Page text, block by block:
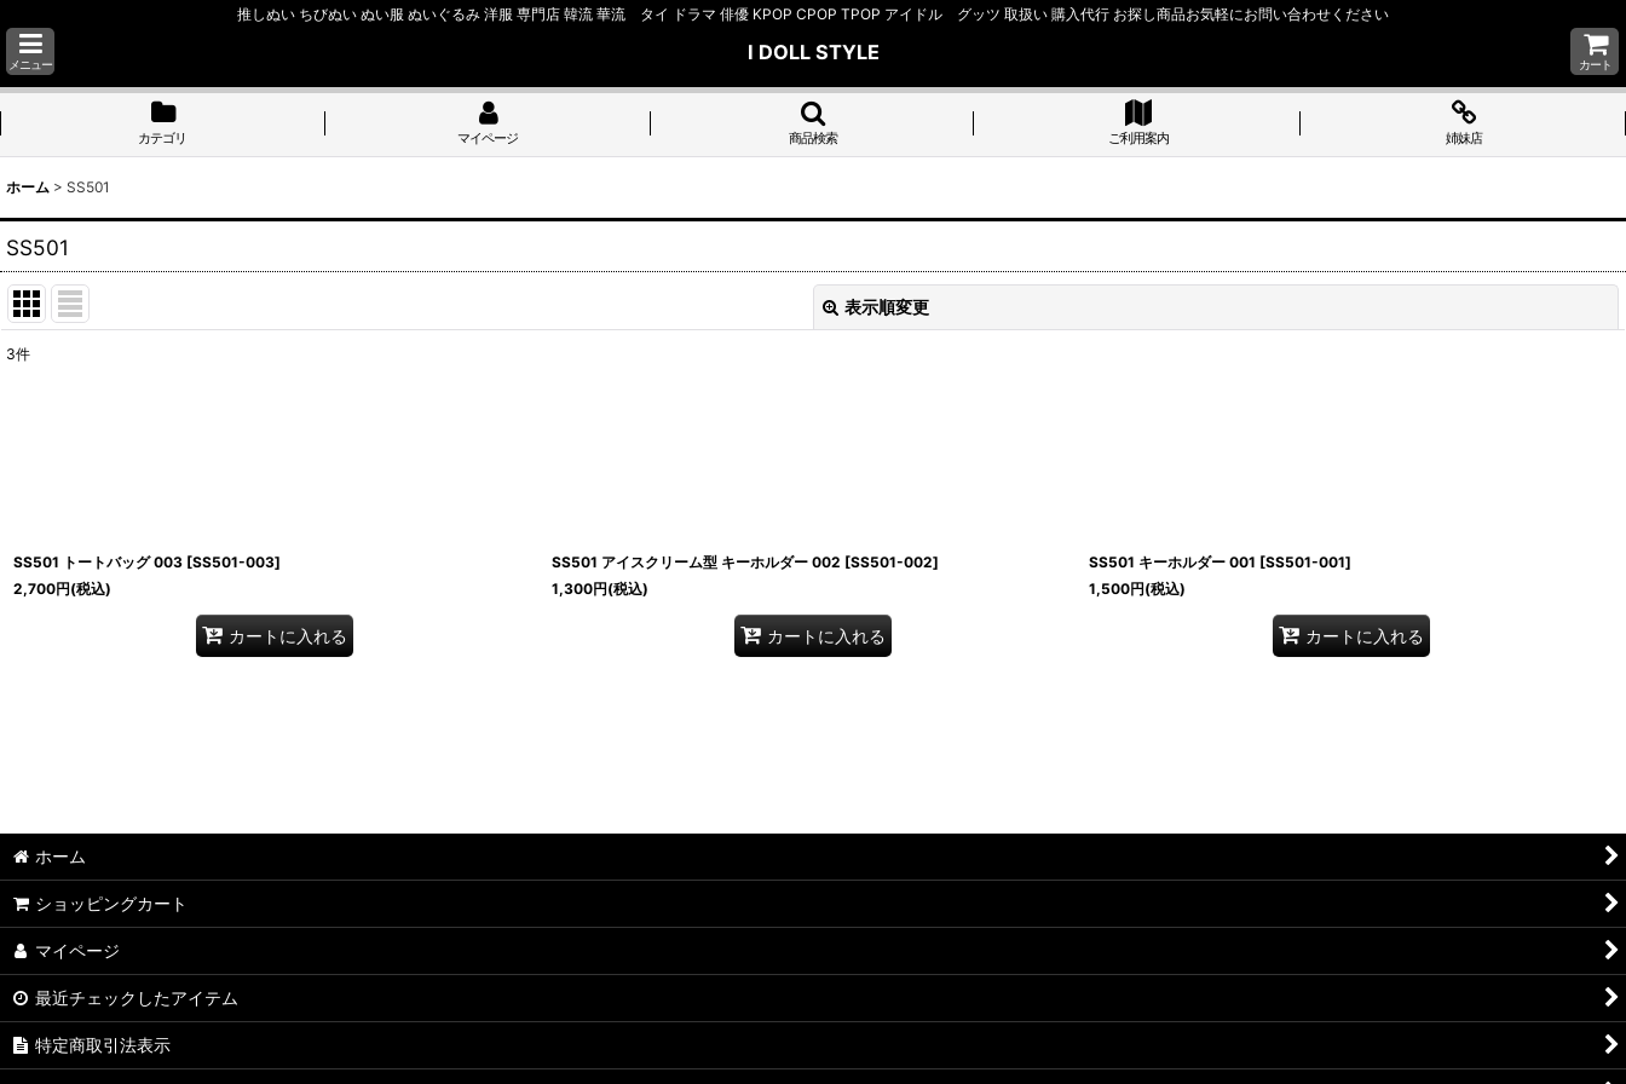
推しぬい ちびぬい ぬい服 ぬいぐるみ 洋服 専門店 韓流 華流 タイ ドラマ 俳優 KPOP CPOP TPOP アイドル グッツ 取扱い 購入代行 お探し商品お気軽にお問い合わせください
メニュー
I DOLL STYLE
カート
カテゴリ マイページ 商品検索 ご利用案内 姉妹店
ホーム > SS501
SS501
表示順変更
絞り込む
3件
SS501 トートバッグ 003 [SS501-003]
2,700円(税込)
カートに入れる
SS501 アイスクリーム型 キーホルダー 002 [SS501-002]
1,300円(税込)
カートに入れる
SS501 キーホルダー 001 [SS501-001]
1,500円(税込)
カートに入れる
ホーム
ショッピングカート
マイページ
最近チェックしたアイテム
特定商取引法表示